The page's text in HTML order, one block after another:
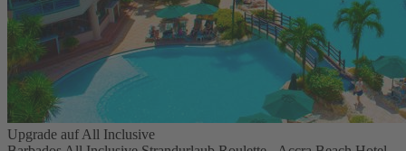
Upgrade auf All Inclusive